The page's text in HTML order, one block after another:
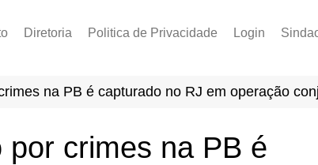
Diretoria
PCCR 2022
Tabela de Venc. 2025
Politica de Privacidade Login
na PB é capturado no RJ em operação
crimes na PB é